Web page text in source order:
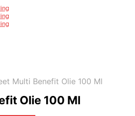
Multi Benefit Olie 100 Ml
Olie 100 Ml